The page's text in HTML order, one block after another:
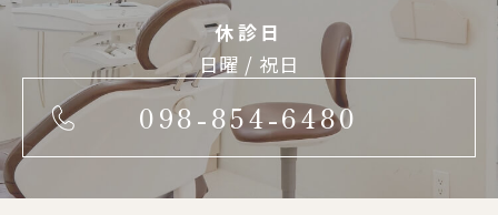
休診日
日曜 / 祝日
098-854-6480